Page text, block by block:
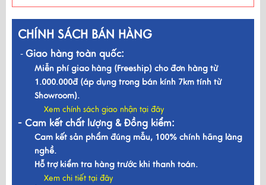
CHÍNH SÁCH BÁN HÀNG
- Giao hàng toàn quốc:
Miễn phí giao hàng (Freeship) cho đơn hàng từ
1.000.000đ (áp dụng trong bán kính 7km tính từ
Showroom).
Xem chính sách giao nhận tại đây
- Cam kết chất lượng & Đồng kiểm:
Cam kết sản phẩm đúng mẫu, 100% chính hãng làng
nghề.
Hỗ trợ kiểm tra hàng trước khi thanh toán.
Xem chi tiết tại đây